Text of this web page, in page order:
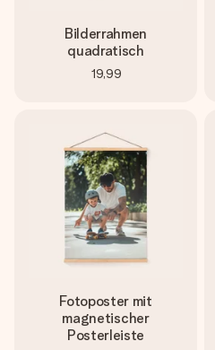
Bilderrahmen
quadratisch
19,99
Fotoposter mit
magnetischer
Posterleiste